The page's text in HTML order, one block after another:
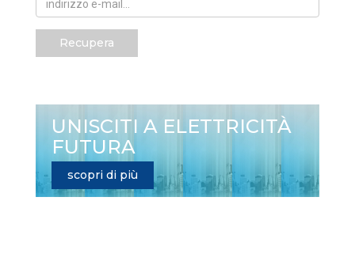
Recupera
UNISCITI A ELETTRICITÀ
FUTURA
scopri di più